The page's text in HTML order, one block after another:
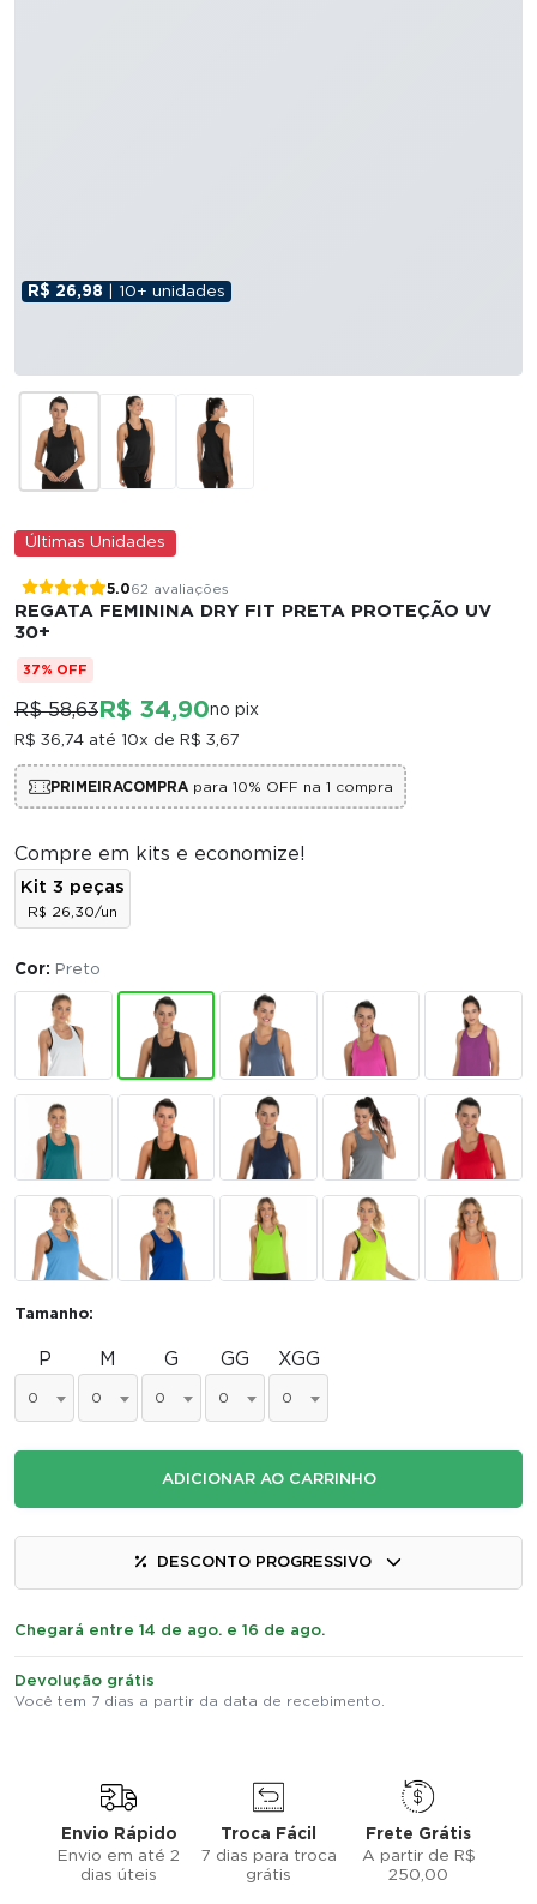
R$ 26,98 | 10+ unidades
Últimas Unidades
5.062 avaliações
REGATA FEMININA DRY FIT PRETA PROTEÇÃO UV
30+
37% OFF
R$ 58,63 R$ 34,90no pix
R$ 36,74 até 10x de R$ 3,67
PRIMEIRACOMPRApara 10% OFF na 1 compra
Compre em kits e economize!
Kit 3 peças
R$ 26,30/un
Cor: Preto
Tamanho:
P
0
M
0
G
0
GG
0
XGG
0
ADICIONAR AO CARRINHO
DESCONTO PROGRESSIVO
Chegará entre 14 de ago. e 16 de ago.
Devolução grátis
Você tem 7 dias a partir da data de recebimento.
Envio Rápido
Envio em até 2
dias úteis
Troca Fácil
7 dias para troca
grátis
Frete Grátis
A partir de R$
250,00